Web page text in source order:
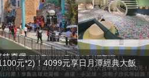
元*2)！4099元享日月潭經典大飯